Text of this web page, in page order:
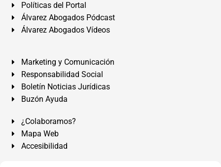
Políticas del Portal
Álvarez Abogados Pódcast
Álvarez Abogados Vídeos
Marketing y Comunicación
Responsabilidad Social
Boletín Noticias Jurídicas
Buzón Ayuda
¿Colaboramos?
Mapa Web
Accesibilidad